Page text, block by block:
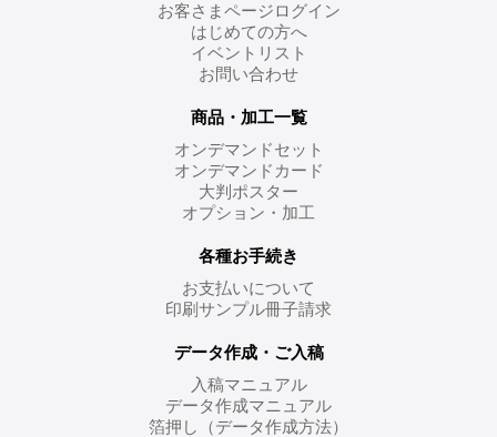
お客さまページログイン
はじめての方へ
イベントリスト
お問い合わせ
商品・加工一覧
オンデマンドセット
オンデマンドカード
大判ポスター
オプション・加工
各種お手続き
お支払いについて
印刷サンプル冊子請求
データ作成・ご入稿
入稿マニュアル
データ作成マニュアル
箔押し（データ作成方法）